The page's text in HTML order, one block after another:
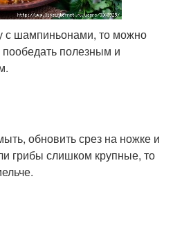
с шампиньонами, то можно
полезным и
обновить срез на ножке и
грибы слишком крупные, то